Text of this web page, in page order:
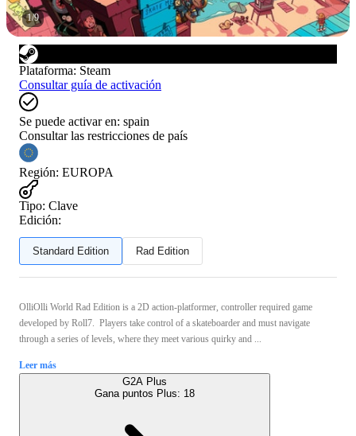
1/9
Plataforma: Steam
Consultar guía de activación
Se puede activar en: spain
Consultar las restricciones de país
Región: EUROPA
Tipo: Clave
Edición:
Standard Edition Rad Edition
OlliOlli World Rad Edition is a 2D action-platformer, controller required game
developed by Roll7. Players take control of a skateboarder and must navigate
through a series of levels, where they meet various quirky and ...
Leer más
G2A Plus
Gana puntos Plus: 18